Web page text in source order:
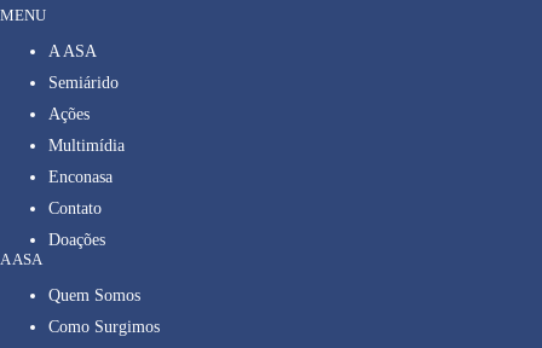
MENU
A ASA
Semiárido
Ações
Multimídia
Enconasa
Contato
Doações
A ASA
Quem Somos
Como Surgimos